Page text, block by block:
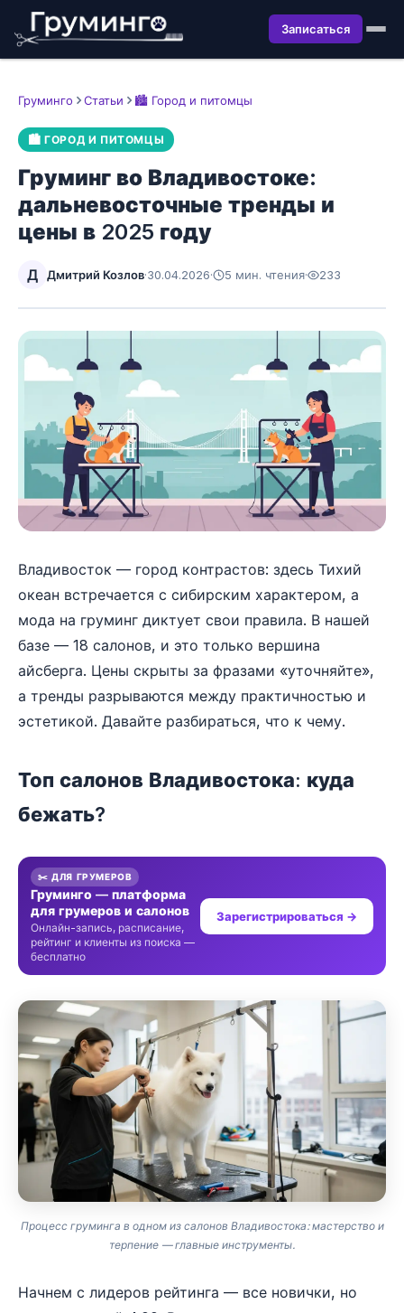
Записаться
Груминго Статьи 🏙️ Город и питомцы
🏙️ ГОРОД И ПИТОМЦЫ
Груминг во Владивостоке:
дальневосточные тренды и
цены в 2025 году
Д Дмитрий Козлов·30.04.2026· 5 мин. чтения· 233
Владивосток — город контрастов: здесь Тихий
океан встречается с сибирским характером, а
мода на груминг диктует свои правила. В нашей
базе — 18 салонов, и это только вершина
айсберга. Цены скрыты за фразами «уточняйте»,
а тренды разрываются между практичностью и
эстетикой. Давайте разбираться, что к чему.
Топ салонов Владивостока: куда
бежать?
✂️ ДЛЯ ГРУМЕРОВ
Груминго — платформа
для грумеров и салонов
Онлайн-запись, расписание,
рейтинг и клиенты из поиска —
бесплатно
Зарегистрироваться →
Процесс груминга в одном из салонов Владивостока: мастерство и
терпение — главные инструменты.
Начнем с лидеров рейтинга — все новички, но